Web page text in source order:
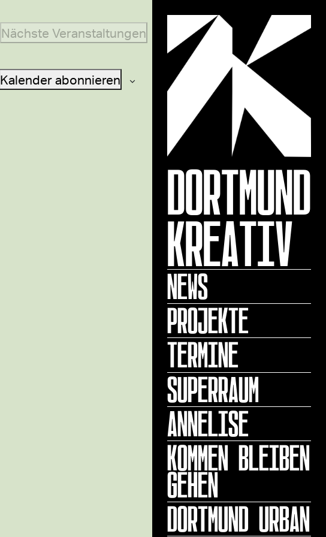
DORTMUND
KREATIV
NEWS
PROJEKTE
TERMINE
SUPERRAUM
ANNELISE
KOMMEN BLEIBEN
GEHEN
DORTMUND URBAN
Nächste Veranstaltungen
Kalender abonnieren